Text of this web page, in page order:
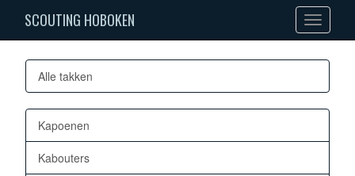
Toggle
navigation
SCOUTING HOBOKEN
Alle takken
Kapoenen
Kabouters